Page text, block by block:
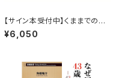
【サイン本受付中】くままでのお
さらい〈特装新版〉
¥6,050